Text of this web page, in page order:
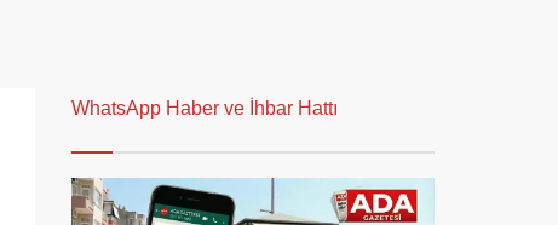
WhatsApp Haber ve İhbar Hattı